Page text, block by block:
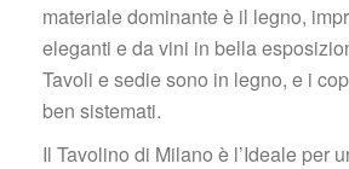
materiale dominante è il legno,
eleganti e da vini in bella
Tavoli e sedie sono in legno, e i
ben sistemati.
Il Tavolino di Milano è l’Ideale per